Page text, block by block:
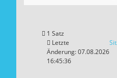
1 Satz
Letzte
Änderung: 07.08.2026
16:45:36